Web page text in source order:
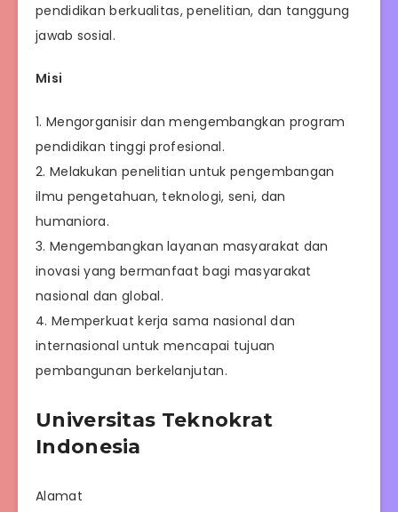
pendidikan berkualitas, penelitian, dan tanggung
jawab sosial.
Misi
1. Mengorganisir dan mengembangkan program
pendidikan tinggi profesional.
2. Melakukan penelitian untuk pengembangan
ilmu pengetahuan, teknologi, seni, dan
humaniora.
3. Mengembangkan layanan masyarakat dan
inovasi yang bermanfaat bagi masyarakat
nasional dan global.
4. Memperkuat kerja sama nasional dan
internasional untuk mencapai tujuan
pembangunan berkelanjutan.
Universitas Teknokrat
Indonesia
Alamat